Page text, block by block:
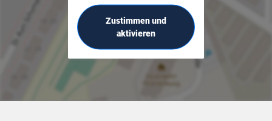
Zustimmen und
aktivieren